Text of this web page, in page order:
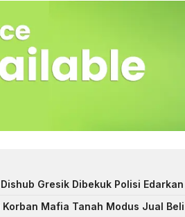
Gresik Dibekuk Polisi
Mafia Tanah Modus Jual Beli